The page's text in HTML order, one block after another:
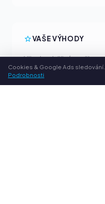
VAŠE VÝHODY
Všechny běžné značky
Férové výkupní ceny
Cookies & Google Ads sledování.
Podrobnosti